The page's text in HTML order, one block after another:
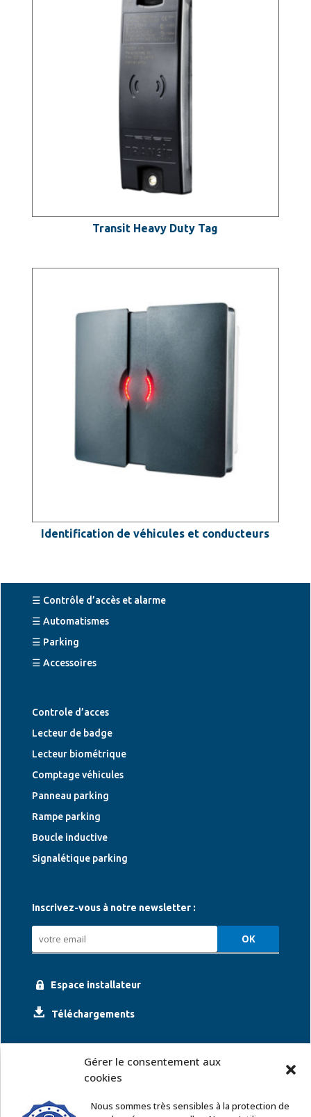
Gérer le consentement aux
cookies
Nous sommes très sensibles à la protection de
Transit Heavy Duty Tag
Identification de véhicules et conducteurs
☰ Contrôle d’accès et alarme
☰ Automatismes
☰ Parking
☰ Accessoires
Controle d’acces
Lecteur de badge
Lecteur biométrique
Comptage véhicules
Panneau parking
Rampe parking
Boucle inductive
Signalétique parking
Inscrivez-vous à notre newsletter :
Espace installateur
Téléchargements